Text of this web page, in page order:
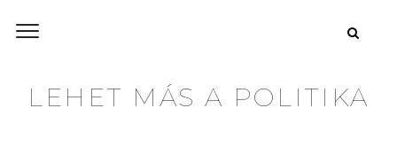
LEHET MÁS A POLITIKA